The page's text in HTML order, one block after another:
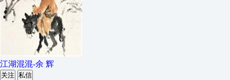
江湖混混-余 辉
关注 私信